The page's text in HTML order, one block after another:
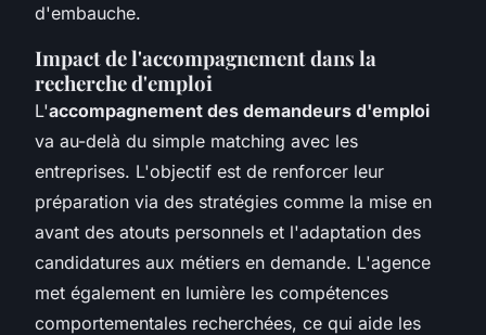
d'embauche.
Impact de l'accompagnement dans la
recherche d'emploi
L'accompagnement des demandeurs d'emploi
va au-delà du simple matching avec les
entreprises. L'objectif est de renforcer leur
préparation via des stratégies comme la mise en
avant des atouts personnels et l'adaptation des
candidatures aux métiers en demande. L'agence
met également en lumière les compétences
comportementales recherchées, ce qui aide les